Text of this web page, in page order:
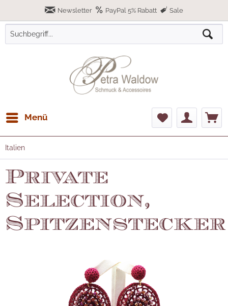
Newsletter PayPal 5% Rabatt Sale
Menü
Italien
Private
Selection,
Spitzenstecker